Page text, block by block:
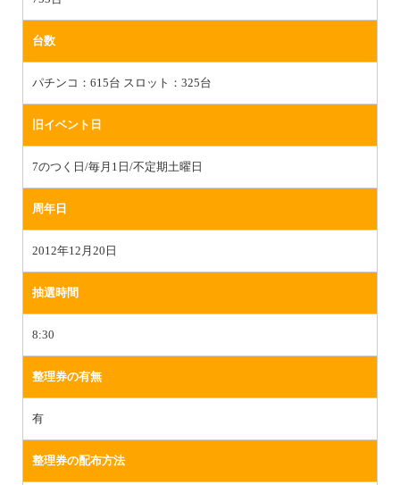
台数
パチンコ：615台 スロット：325台
旧イベント日
7のつく日/毎月1日/不定期土曜日
周年日
2012年12月20日
抽選時間
8:30
整理券の有無
有
整理券の配布方法